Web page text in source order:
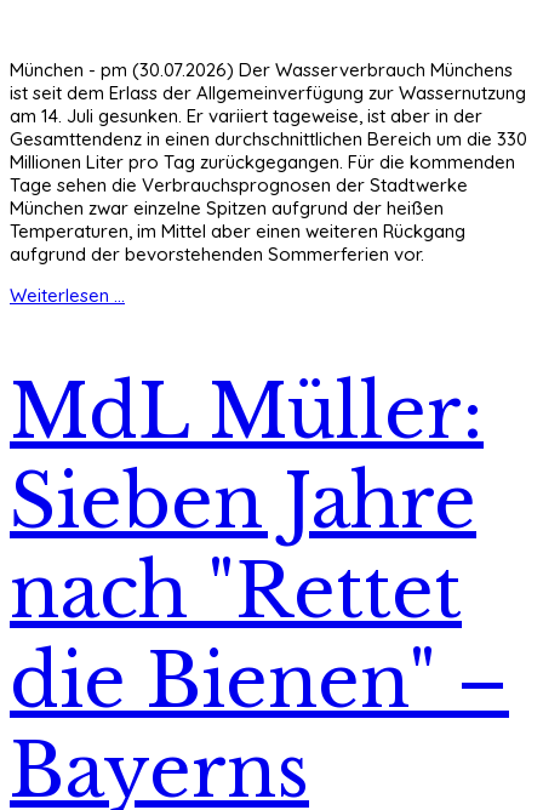
München - pm (30.07.2026) Der Wasserverbrauch Münchens
ist seit dem Erlass der Allgemeinverfügung zur Wassernutzung
am 14. Juli gesunken. Er variiert tageweise, ist aber in der
Gesamttendenz in einen durchschnittlichen Bereich um die 330
Millionen Liter pro Tag zurückgegangen. Für die kommenden
Tage sehen die Verbrauchsprognosen der Stadtwerke
München zwar einzelne Spitzen aufgrund der heißen
Temperaturen, im Mittel aber einen weiteren Rückgang
aufgrund der bevorstehenden Sommerferien vor.
Weiterlesen ...
MdL Müller:
Sieben Jahre
nach "Rettet
die Bienen" –
Bayerns